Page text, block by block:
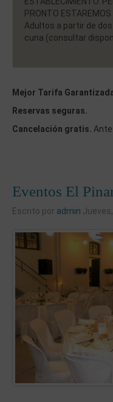
PRONTO ESTAREMOS
Adultos a partir de
cuna (consultar
Mejor Tarifa
Reservas seguras.
Cancelación gratis.
Eventos El
Escrito por admin